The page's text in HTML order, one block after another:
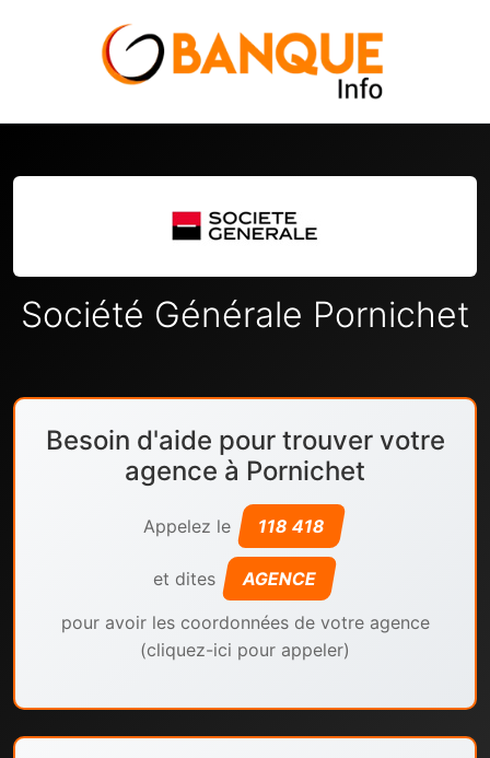
Société Générale Pornichet
Besoin d'aide pour trouver votre
agence à Pornichet
Appelez le 118 418
et dites AGENCE
pour avoir les coordonnées de votre agence
(cliquez-ici pour appeler)